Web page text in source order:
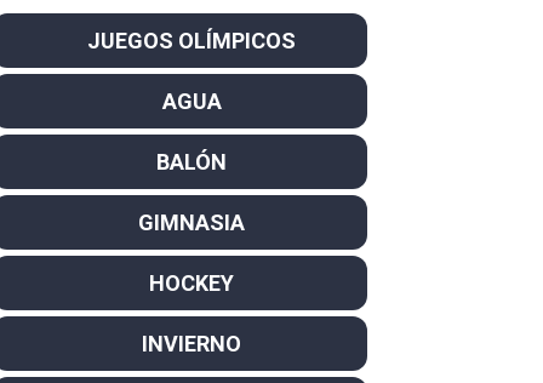
dominan el Europeo
se reparten el botín y Caetano Horta y Rodrigo Conde
decacampeonas y quinto oro consecutivo
Champion
JUEGOS OLÍMPICOS
AGUA
BALÓN
GIMNASIA
HOCKEY
INVIERNO